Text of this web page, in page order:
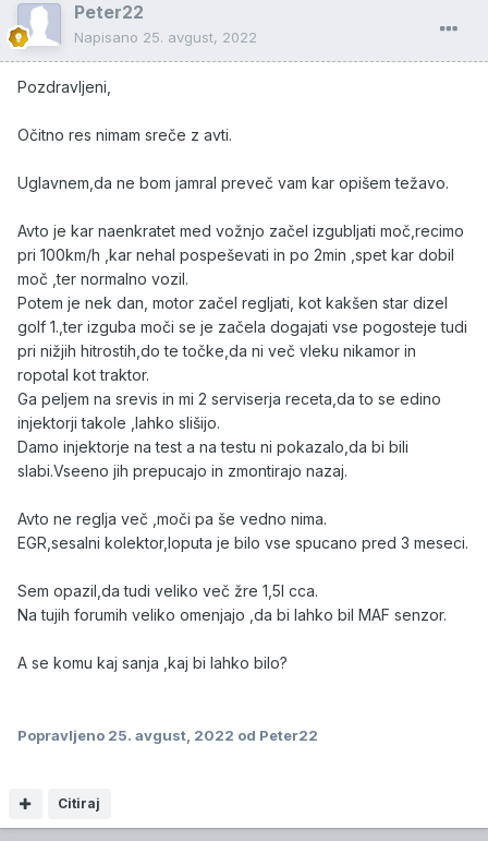
Peter22
Napisano 25. avgust, 2022
Pozdravljeni,
Očitno res nimam sreče z avti.
Uglavnem,da ne bom jamral preveč vam kar opišem težavo.
Avto je kar naenkratet med vožnjo začel izgubljati moč,recimo
pri 100km/h ,kar nehal pospeševati in po 2min ,spet kar dobil
moč ,ter normalno vozil.
Potem je nek dan, motor začel regljati, kot kakšen star dizel
golf 1.,ter izguba moči se je začela dogajati vse pogosteje tudi
pri nižjih hitrostih,do te točke,da ni več vleku nikamor in
ropotal kot traktor.
Ga peljem na srevis in mi 2 serviserja receta,da to se edino
injektorji takole ,lahko slišijo.
Damo injektorje na test a na testu ni pokazalo,da bi bili
slabi.Vseeno jih prepucajo in zmontirajo nazaj.
Avto ne reglja več ,moči pa še vedno nima.
EGR,sesalni kolektor,loputa je bilo vse spucano pred 3 meseci.
Sem opazil,da tudi veliko več žre 1,5l cca.
Na tujih forumih veliko omenjajo ,da bi lahko bil MAF senzor.
A se komu kaj sanja ,kaj bi lahko bilo?
Popravljeno 25. avgust, 2022 od Peter22
Citiraj